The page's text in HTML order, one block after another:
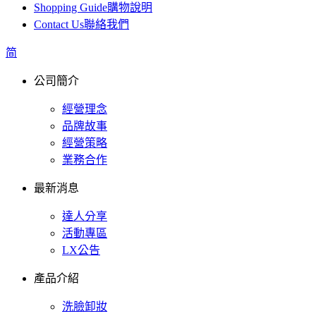
Shopping Guide購物說明
Contact Us聯絡我們
简
公司簡介
經營理念
品牌故事
經營策略
業務合作
最新消息
達人分享
活動專區
LX公告
產品介紹
洗臉卸妝